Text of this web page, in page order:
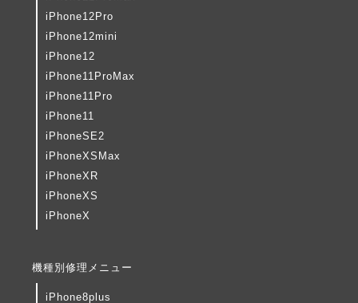
iPhone12Pro
iPhone12mini
iPhone12
iPhone11ProMax
iPhone11Pro
iPhone11
iPhoneSE2
iPhoneXSMax
iPhoneXR
iPhoneXS
iPhoneX
機種別修理メニュー
iPhone8plus